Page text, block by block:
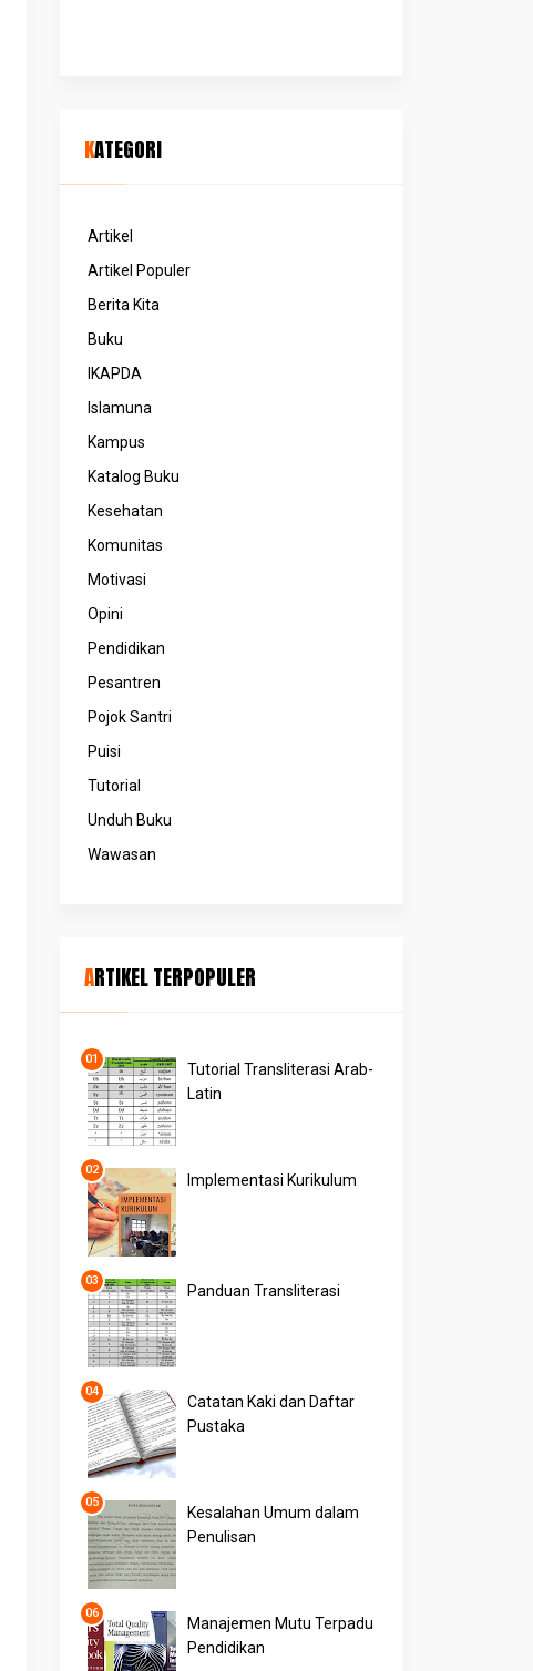
KATEGORI
Artikel
Artikel Populer
Berita Kita
Buku
IKAPDA
Islamuna
Kampus
Katalog Buku
Kesehatan
Komunitas
Motivasi
Opini
Pendidikan
Pesantren
Pojok Santri
Puisi
Tutorial
Unduh Buku
Wawasan
ARTIKEL TERPOPULER
Tutorial Transliterasi Arab-
Latin
Implementasi Kurikulum
Panduan Transliterasi
Catatan Kaki dan Daftar
Pustaka
Kesalahan Umum dalam
Penulisan
Manajemen Mutu Terpadu
Pendidikan